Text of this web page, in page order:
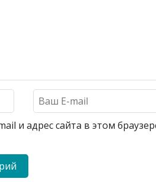
и адрес сайта в этом